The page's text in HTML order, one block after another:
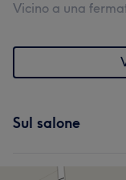
Vicino a una
Sul salone